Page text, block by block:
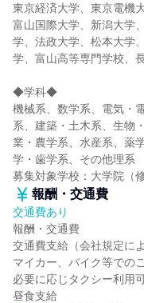
東京経済大学、東京電機
富山国際大学、新潟大学
学、法政大学、松本大学
学、富山高等専門学校、
◆学科◆
機械系、数学系、電気・
系、建築・土木系、生物
業・農学系、水産系、薬
学・歯学系、その他理系
募集対象学校：大学院（
報酬・交通費
交通費あり
報酬・交通費
交通費支給（会社規定によ
マイカー、バイク等での
必要に応じタクシー利用
昼食支給